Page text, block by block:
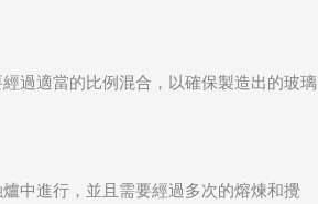
過適當的比例混合，以確保製造出的玻璃
中進行，並且需要經過多次的熔煉和攪